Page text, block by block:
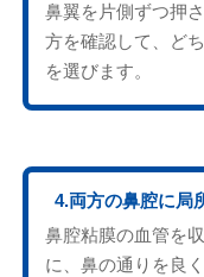
鼻翼を片側ずつ押
方を確認して、ど
を選びます。
4.両方の鼻腔に局
鼻腔粘膜の血管を
に、鼻の通りを良